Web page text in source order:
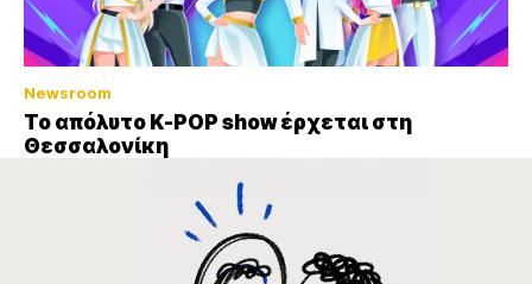
Newsroom
Το απόλυτο K-POP show έρχεται στη
Θεσσαλονίκη